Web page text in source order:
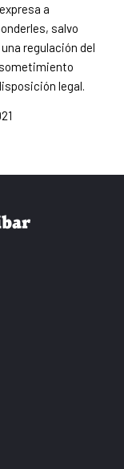
a
salvo
regulación del
legal.